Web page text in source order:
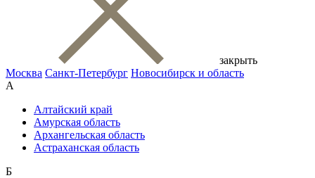
закрыть
Москва Санкт-Петербург Новосибирск и область
А
Алтайский край
Амурская область
Архангельская область
Астраханская область
Б